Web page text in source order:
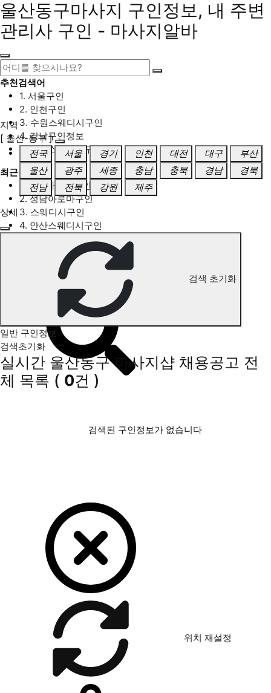
울산동구마사지 구인정보, 내 주변
관리사 구인 - 마사지알바
추천검색어
1. 서울구인
2. 인천구인
3. 수원스웨디시구인
4. 강남구인정보
5. 동탄스웨디시구인
최근검색어
1. 일산마사지구인
2. 성남아로마구인
3. 스웨디시구인
4. 안산스웨디시구인
울산동구 마사지 구인정보
지역
[ 울산-동구 ]
전국
서울 경기 인천 대전 대구
부산
울산
광주 세종 충남 충북 경남
경북
전남
전북 강원 제주
상세
검색 초기화
일반 구인정보
검색초기화
실시간 울산동구 마사지샵 채용공고 전
체 목록 ( 0건 )
검색된 구인정보가 없습니다
위치 재설정